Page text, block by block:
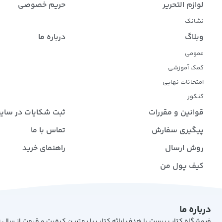
لوازم التحریر
نشانک
حریم خصوصی
وبلاگ
عمومی
کمک آموزشی
امتحانات نهایی
کنکور
درباره ما
قوانین و مقررات
ثبت شکایات در
پیگیری سفارش
تماس با ما
روش ارسال
راهنمای خرید
کیف پول من
درباره ما